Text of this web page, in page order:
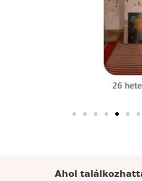
Ahol